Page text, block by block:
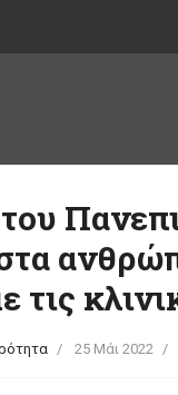
τις
25 Μάι 2022